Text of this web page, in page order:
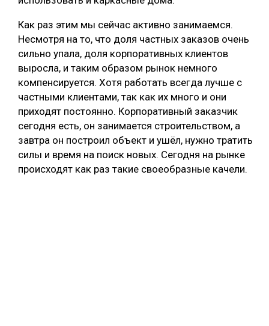
Как раз этим мы сейчас активно занимаемся.
Несмотря на то, что доля частных заказов очень
сильно упала, доля корпоративных клиентов
выросла, и таким образом рынок немного
компенсируется. Хотя работать всегда лучше с
частными клиентами, так как их много и они
приходят постоянно. Корпоративный заказчик
сегодня есть, он занимается строительством, а
завтра он построил объект и ушёл, нужно тратить
силы и время на поиск новых. Сегодня на рынке
происходят как раз такие своеобразные качели.